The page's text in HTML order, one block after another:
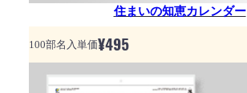
住まいの知恵カレンダー
100部名入単価¥495